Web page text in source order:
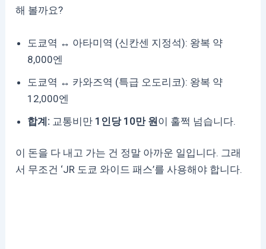
해 볼까요?
도쿄역 ↔ 아타미역 (신칸센 지정석): 왕복 약
8,000엔
도쿄역 ↔ 카와즈역 (특급 오도리코): 왕복 약
12,000엔
합계: 교통비만 1인당 10만 원이 훌쩍 넘습니다.
이 돈을 다 내고 가는 건 정말 아까운 일입니다. 그래
서 무조건 ‘JR 도쿄 와이드 패스’를 사용해야 합니다.